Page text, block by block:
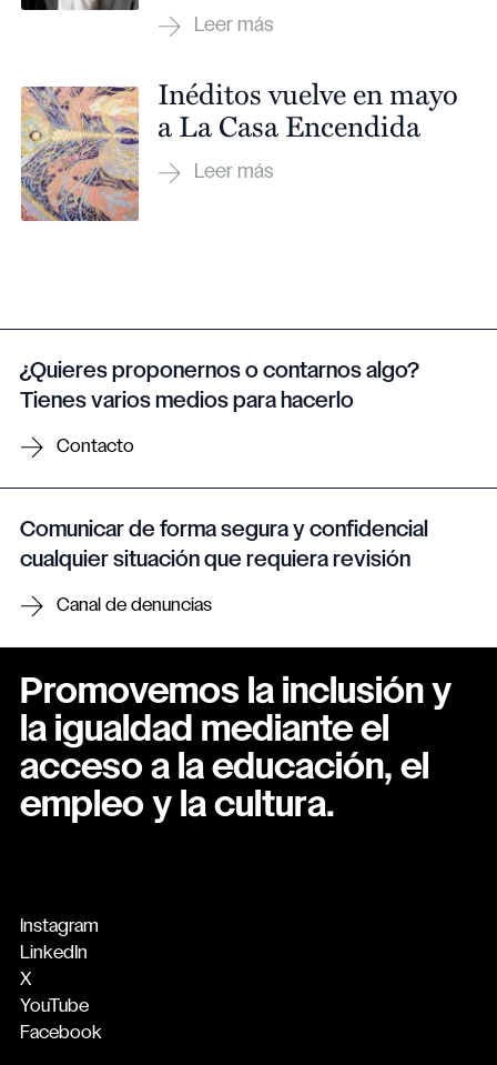
Inéditos vuelve en mayo
a La Casa Encendida
¿Quieres proponernos o contarnos algo?
Tienes varios medios para hacerlo
Contacto
Comunicar de forma segura y confidencial
cualquier situación que requiera revisión
Canal de denuncias
Promovemos la inclusión y
la igualdad mediante el
acceso a la educación, el
empleo y la cultura.
Instagram
LinkedIn
X
YouTube
Facebook